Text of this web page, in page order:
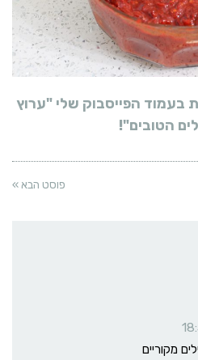
בעמוד הפייסבוק שלי "ערוץ
הטובים"!
פוסט הבא »
מקוריים